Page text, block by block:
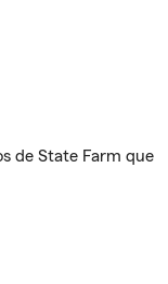
de State Farm que